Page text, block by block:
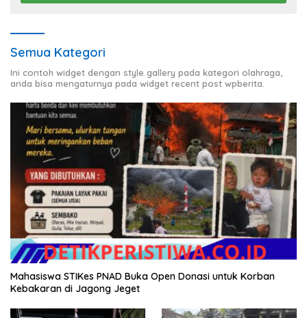
Semua Kategori
Ini contoh widget dengan style gallery pada kategori olahraga,
anda bisa mengaturnya pada widget recent post wpberita.
Mahasiswa STIKes PNAD Buka Open Donasi untuk Korban
Kebakaran di Jagong Jeget